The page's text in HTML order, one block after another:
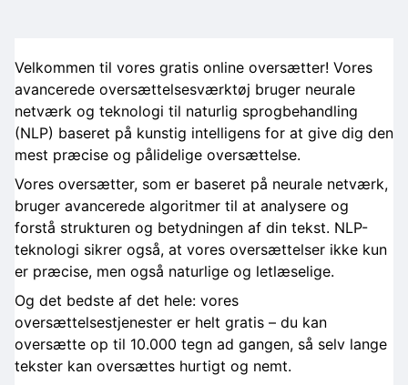
Velkommen til vores gratis online oversætter! Vores
avancerede oversættelsesværktøj bruger neurale
netværk og teknologi til naturlig sprogbehandling
(NLP) baseret på kunstig intelligens for at give dig den
mest præcise og pålidelige oversættelse.
Vores oversætter, som er baseret på neurale netværk,
bruger avancerede algoritmer til at analysere og
forstå strukturen og betydningen af din tekst. NLP-
teknologi sikrer også, at vores oversættelser ikke kun
er præcise, men også naturlige og letlæselige.
Og det bedste af det hele: vores
oversættelsestjenester er helt gratis – du kan
oversætte op til 10.000 tegn ad gangen, så selv lange
tekster kan oversættes hurtigt og nemt.